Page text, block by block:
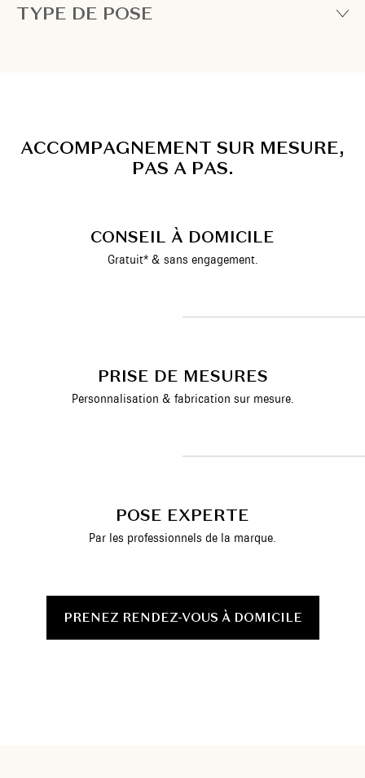
TYPE DE POSE
ACCOMPAGNEMENT SUR MESURE,
PAS A PAS.
CONSEIL À DOMICILE
Gratuit* & sans engagement.
PRISE DE MESURES
Personnalisation & fabrication sur mesure.
POSE EXPERTE
Par les professionnels de la marque.
PRENEZ RENDEZ-VOUS À DOMICILE